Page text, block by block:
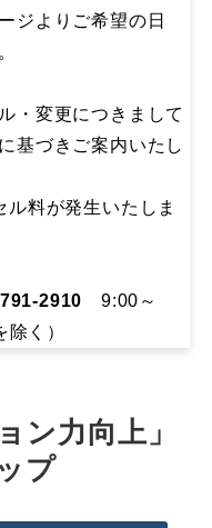
ジよりご希望の日
・変更につきまして
に基づきご案内いたし
ル料が発生いたしま
2910 9:00～
く）
ン力向上」
プ